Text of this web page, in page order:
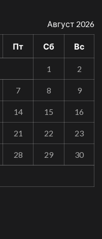
Август 2026
Пт Сб Вс
1 2
7 8 9
14 15 16
21 22 23
28 29 30